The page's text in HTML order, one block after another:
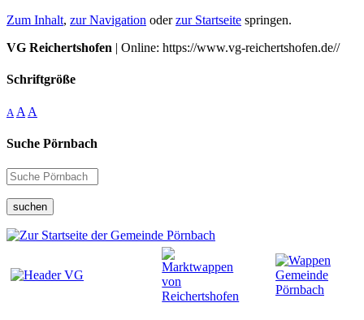
Zum Inhalt, zur Navigation oderzur Startseite springen.
VG Reichertshofen | Online: https://www.vg-reichertshofen.de//
Schriftgröße
A A A
Suche Pörnbach
suchen